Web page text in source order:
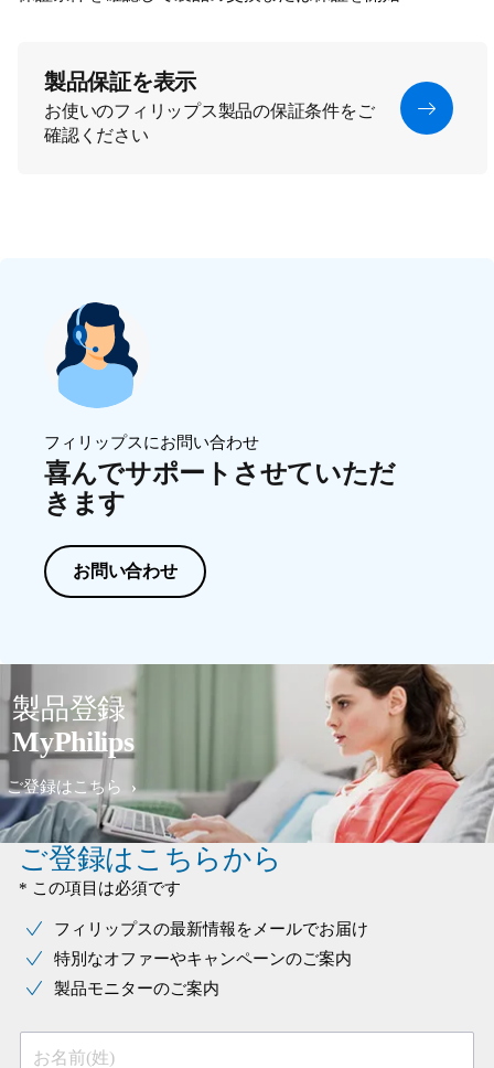
製品保証を表示
お使いのフィリップス製品の保証条件をご
確認ください
フィリップスにお問い合わせ
喜んでサポートさせていただ
きます
お問い合わせ
製品登録
MyPhilips
ご登録はこちら
ご登録はこちらから
* この項目は必須です
フィリップスの最新情報をメールでお届け
特別なオファーやキャンペーンのご案内
製品モニターのご案内
お名前(姓)